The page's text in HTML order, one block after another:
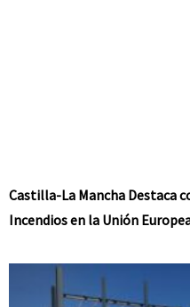
Castilla-La Mancha Destaca
Incendios en la Unión